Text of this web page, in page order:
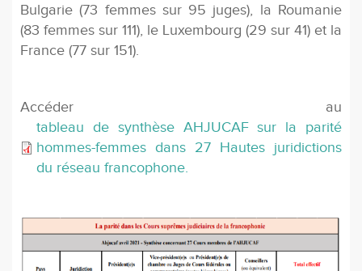
Bulgarie (73 femmes sur 95 juges), la Roumanie
(83 femmes sur 111), le Luxembourg (29 sur 41) et la
France (77 sur 151).
Accéder au
tableau de synthèse AHJUCAF sur la parité
hommes-femmes dans 27 Hautes juridictions
du réseau francophone.